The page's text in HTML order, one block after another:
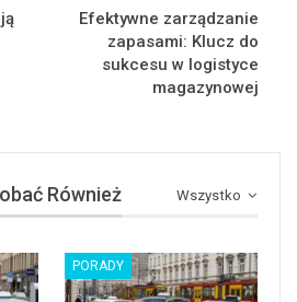
Efektywne zarządzanie
zapasami: Klucz do
sukcesu w logistyce
magazynowej
Wszystko
Również
PORADY